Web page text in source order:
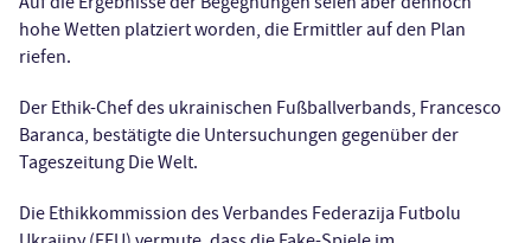
hohe Wetten platziert worden, die Ermittler auf den Plan
riefen.
Der Ethik-Chef des ukrainischen Fußballverbands, Francesco
Baranca, bestätigte die Untersuchungen gegenüber der
Tageszeitung Die Welt.
Die Ethikkommission des Verbandes Federazija Futbolu